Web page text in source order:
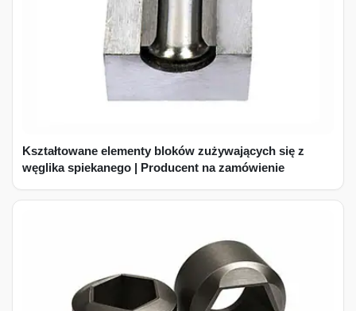
Kształtowane elementy bloków zużywających się z
węglika spiekanego | Producent na zamówienie